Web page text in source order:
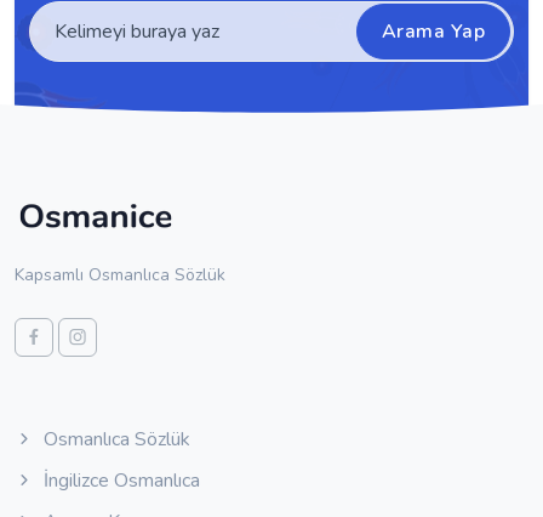
Arama Yap
Kapsamlı Osmanlıca Sözlük
Osmanlıca Sözlük
İngilizce Osmanlıca